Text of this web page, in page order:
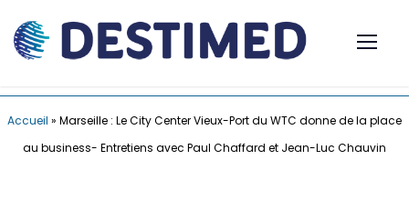
Accueil » Marseille : Le City Center Vieux-Port du WTC donne de la place
au business- Entretiens avec Paul Chaffard et Jean-Luc Chauvin